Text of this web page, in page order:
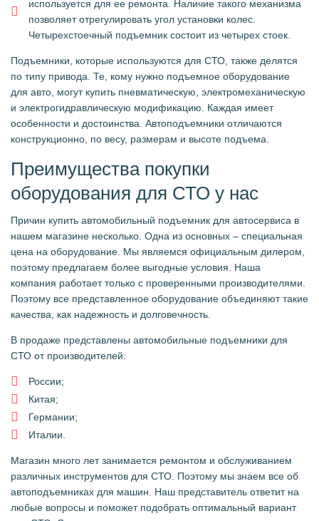
используется для ее ремонта. Наличие такого механизма
позволяет отрегулировать угол установки колес.
Четырехстоечный подъемник состоит из четырех стоек.
Подъемники, которые используются для СТО, также делятся
по типу привода. Те, кому нужно подъемное оборудование
для авто, могут купить пневматическую, электромеханическую
и электрогидравлическую модификацию. Каждая имеет
особенности и достоинства. Автоподъемники отличаются
конструкционно, по весу, размерам и высоте подъема.
Преимущества покупки
оборудования для СТО у нас
Причин купить автомобильный подъемник для автосервиса в
нашем магазине несколько. Одна из основных – специальная
цена на оборудование. Мы являемся официальным дилером,
поэтому предлагаем более выгодные условия. Наша
компания работает только с проверенными производителями.
Поэтому все представленное оборудование объединяют такие
качества, как надежность и долговечность.
В продаже представлены автомобильные подъемники для
СТО от производителей:
России;
Китая;
Германии;
Италии.
Магазин много лет занимается ремонтом и обслуживанием
различных инструментов для СТО. Поэтому мы знаем все об
автоподъемниках для машин. Наш представитель ответит на
любые вопросы и поможет подобрать оптимальный вариант